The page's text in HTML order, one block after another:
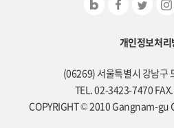
개인정보처리
(06269) 서울특별시 강남구
TEL. 02-3423-7470
COPYRIGHT © 2010 Gangnam-gu